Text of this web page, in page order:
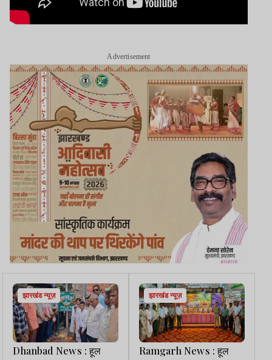
Advertisement
झारखंड न्यूज़
Dhanbad News : हूल
झारखंड न्यूज़
Ramgarh News : हूल